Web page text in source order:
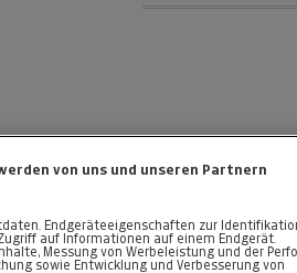
von uns und unseren Partnern
Endgeräteeigenschaften zur
auf Informationen auf einem Endgerät.
Messung von Werbeleistung und der
sowie Entwicklung und Verbesserung von